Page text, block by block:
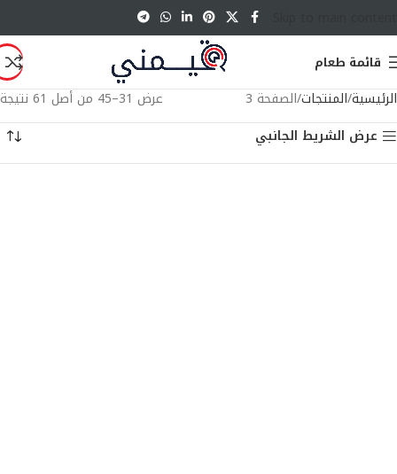
قائمة طعام
الرئيسية المنتجات الصفحة 3
عرض 31–45 من أصل 61 نتيجة
عرض الشريط الجانبي